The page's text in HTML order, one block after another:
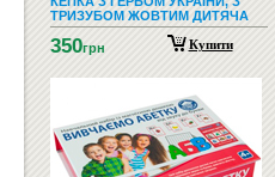
ТРИЗУБОМ ЖОВТИМ ДИТЯЧА
350грн Купити